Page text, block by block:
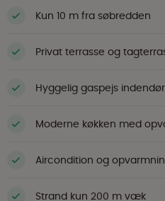
Kun 10 m fra søbredden
Privat terrasse og
Hyggelig gaspejs
Moderne køkken med
Aircondition og
Strand kun 200 m væk